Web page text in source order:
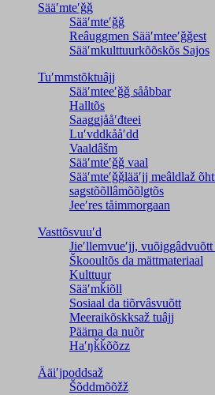
Sääʹmteʹǧǧ
Sääʹmteʹǧǧ
Reâuggmen Sääʹmteeʹǧǧest
Sääʹmkulttuurkõõskõs Sajos
Tuʹmmstõktuâjj
Sääʹmteeʹǧǧ sååbbar
Halltõs
Saaǥǥjååʹđteei
Luʹvddkååʹdd
Vaaldâšm
Sääʹmteʹǧǧ vaal
Sääʹmteʹǧǧlääʹjj meâldlaž
saǥstõõllâmõõlǥtõs
Jeeʹres tåimmorgaan
Vasttõsvuuʹd
Jieʹllemvueʹjj,
Škooultõs da mättmateriaal
Kulttuur
Sääʹmǩiõll
Sosiaal da tiõrvâsvuõtt
Meeraikõskksaž tuâjj
Päärna da nuõr
Haʹŋǩǩõõzz
Ääiʹjpoddsaž
Šõddmõõžž